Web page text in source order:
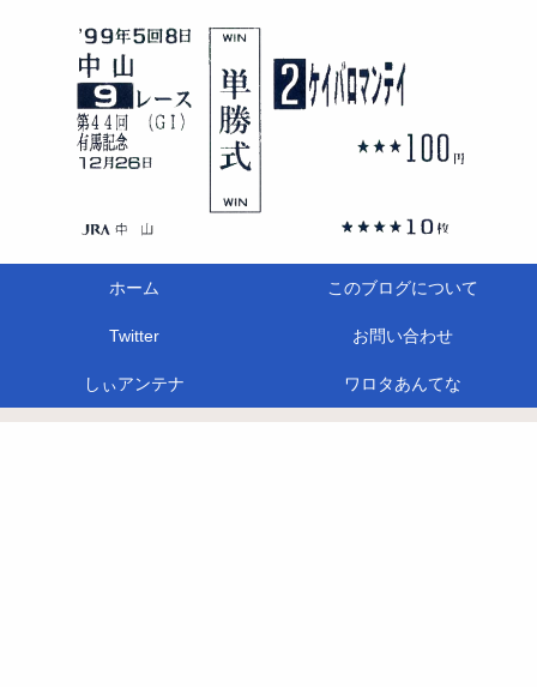
ホーム このブログについて
Twitter お問い合わせ
しぃアンテナ ワロタあんてな